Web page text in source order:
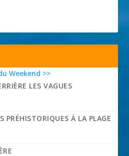
Weekend >>
LES VAGUES
PRÉHISTORIQUES À LA PLAGE